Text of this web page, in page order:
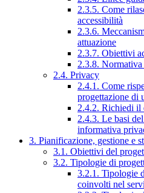
2.3.5. Come
accessibilità
2.3.6.
attuazione
2.3.7. Obiettivi
2.3.8.
2.4. Privacy
2.4.1. Come
progettazione di
2.4.2. Richiedi il
2.4.3. Le basi
informativa
3. Pianificazione, gestione e
3.1. Obiettivi del
3.2. Tipologie di
3.2.1. Tipologie
coinvolti nel